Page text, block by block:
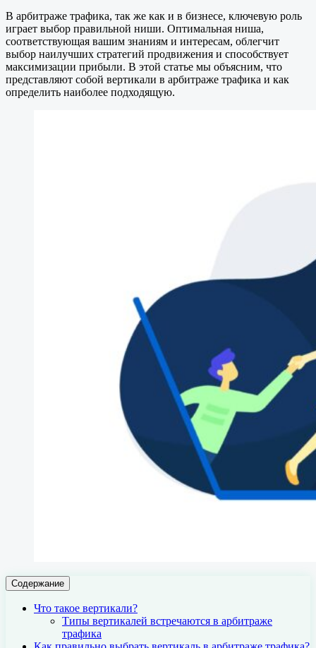
В арбитраже трафика, так же как и в бизнесе, ключевую роль
играет выбор правильной ниши. Оптимальная ниша,
соответствующая вашим знаниям и интересам, облегчит
выбор наилучших стратегий продвижения и способствует
максимизации прибыли. В этой статье мы объясним, что
представляют собой вертикали в арбитраже трафика и как
определить наиболее подходящую.
Содержание
Что такое вертикали?
Типы вертикалей встречаются в арбитраже
трафика